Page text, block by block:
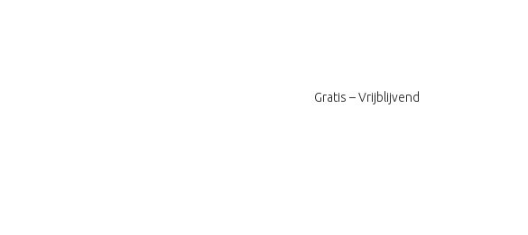
Gratis – Vrijblijvend